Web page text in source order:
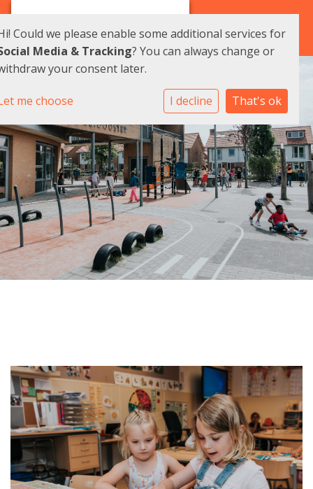
Could we please enable some additional services for
Media & Tracking? You can always change or
your consent later.
me choose I decline That's ok